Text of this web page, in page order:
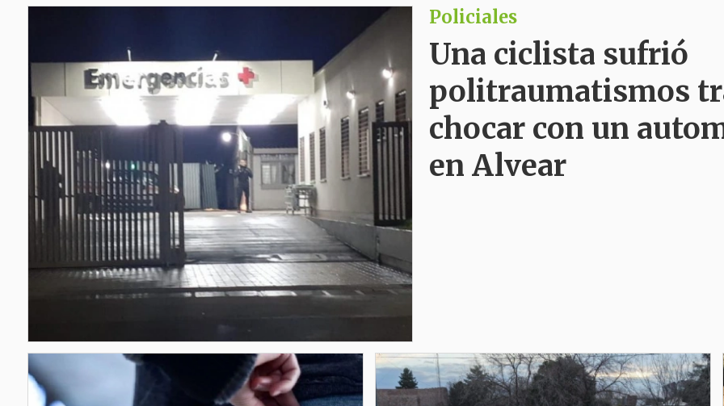
Policiales
Una ciclista sufrió
politraumatismos
chocar con un
en Alvear